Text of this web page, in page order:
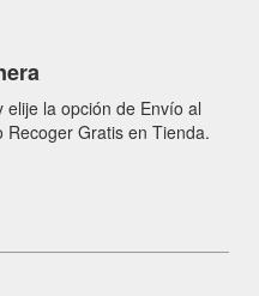
la opción de Envío al
Recoger Gratis en Tienda.